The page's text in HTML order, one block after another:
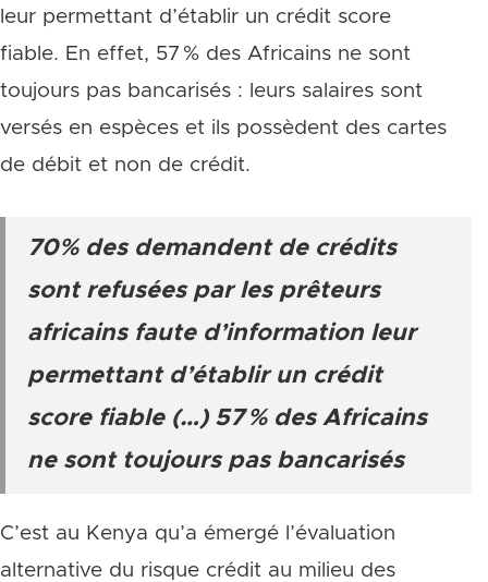
leur permettant d’établir un crédit score
fiable. En effet, 57 % des Africains ne sont
toujours pas bancarisés : leurs salaires sont
versés en espèces et ils possèdent des cartes
de débit et non de crédit.
70% des demandent de crédits
sont refusées par les prêteurs
africains faute d’information leur
permettant d’établir un crédit
score fiable (…) 57 % des Africains
ne sont toujours pas bancarisés
C’est au Kenya qu’a émergé l’évaluation
alternative du risque crédit au milieu des